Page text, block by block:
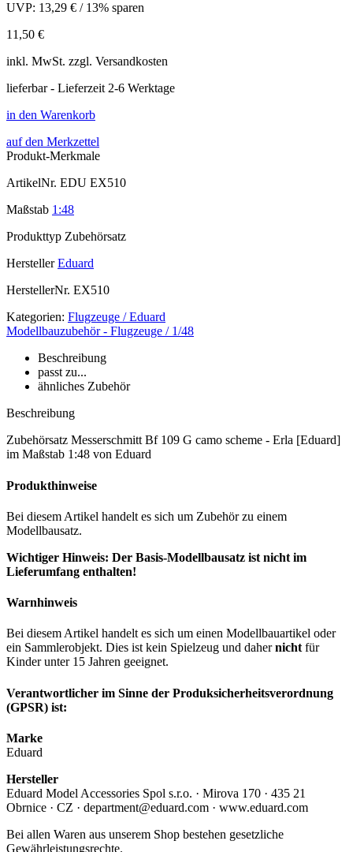
UVP: 13,29 € / 13% sparen
11,50 €
inkl. MwSt. zzgl. Versandkosten
lieferbar - Lieferzeit 2-6 Werktage
in den Warenkorb
auf den Merkzettel
Produkt-Merkmale
ArtikelNr. EDU EX510
Maßstab 1:48
Produkttyp Zubehörsatz
Hersteller Eduard
HerstellerNr. EX510
Kategorien: Flugzeuge / Eduard
Modellbauzubehör - Flugzeuge / 1/48
Beschreibung
passt zu...
ähnliches Zubehör
Beschreibung
Zubehörsatz Messerschmitt Bf 109 G camo scheme - Erla [Eduard]
im Maßstab 1:48 von Eduard
Produkthinweise
Bei diesem Artikel handelt es sich um Zubehör zu einem
Modellbausatz.
Wichtiger Hinweis: Der Basis-Modellbausatz ist nicht im
Lieferumfang enthalten!
Warnhinweis
Bei diesem Artikel handelt es sich um einen Modellbauartikel oder
ein Sammlerobjekt. Dies ist kein Spielzeug und dahernicht für
Kinder unter 15 Jahren geeignet.
Verantwortlicher im Sinne der Produksicherheitsverordnung
(GPSR) ist:
Marke
Eduard
Hersteller
Eduard Model Accessories Spol s.r.o. · Mirova 170 · 435 21
Obrnice · CZ · department@eduard.com · www.eduard.com
Bei allen Waren aus unserem Shop bestehen gesetzliche
Gewährleistungsrechte.